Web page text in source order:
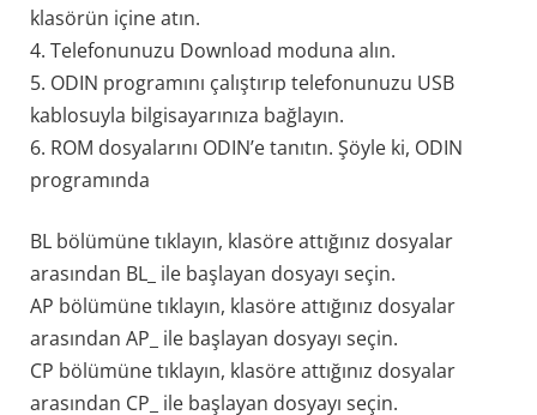
klasörün içine atın.
4. Telefonunuzu Download moduna alın.
5. ODIN programını çalıştırıp telefonunuzu USB
kablosuyla bilgisayarınıza bağlayın.
6. ROM dosyalarını ODIN’e tanıtın. Şöyle ki, ODIN
programında
BL bölümüne tıklayın, klasöre attığınız dosyalar
arasından BL_ ile başlayan dosyayı seçin.
AP bölümüne tıklayın, klasöre attığınız dosyalar
arasından AP_ ile başlayan dosyayı seçin.
CP bölümüne tıklayın, klasöre attığınız dosyalar
arasından CP_ ile başlayan dosyayı seçin.